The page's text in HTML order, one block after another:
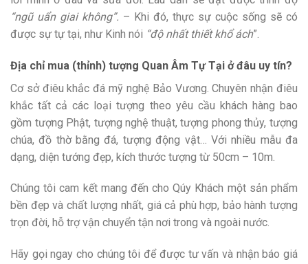
“ngũ uẩn giai không”. – Khi đó, thực sự cuộc sống sẽ có
được sự tự tại, như Kinh nói “độ nhất thiết khổ ách”.
Địa chỉ mua (thỉnh) tượng Quan Âm Tự Tại ở đâu uy tín?
Cơ sở điêu khắc đá mỹ nghệ Bảo Vương. Chuyên nhận điêu
khắc tất cả các loại tượng theo yêu cầu khách hàng bao
gồm tượng Phật, tượng nghệ thuật, tượng phong thủy, tượng
chúa, đồ thờ bằng đá, tượng động vật… Với nhiều mẫu đa
dạng, diện tướng đẹp, kích thước tượng từ 50cm – 10m.
Chúng tôi cam kết mang đến cho Qúy Khách một sản phẩm
bền đẹp và chất lượng nhất, giá cả phù hợp, bảo hành tượng
trọn đời, hỗ trợ vận chuyển tận nơi trong và ngoài nước.
Hãy gọi ngay cho chúng tôi để được tư vấn và nhận báo giá